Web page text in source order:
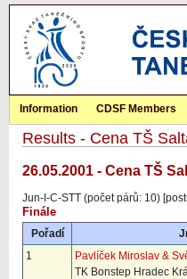
Information CDSF Members
Results - Cena TŠ
26.05.2001 - Cena TŠ
Jun-I-C-STT (počet párů: 10)
Finále
Pořadí
1
Pavlíček Miroslav &
TK Bonstep Hradec